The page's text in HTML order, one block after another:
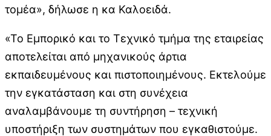
τομέα», δήλωσε η κα Καλοειδά.
«Το Εμπορικό και το Τεχνικό τμήμα της εταιρείας
αποτελείται από μηχανικούς άρτια
εκπαιδευμένους και πιστοποιημένους. Εκτελούμε
την εγκατάσταση και στη συνέχεια
αναλαμβάνουμε τη συντήρηση – τεχνική
υποστήριξη των συστημάτων που εγκαθιστούμε.